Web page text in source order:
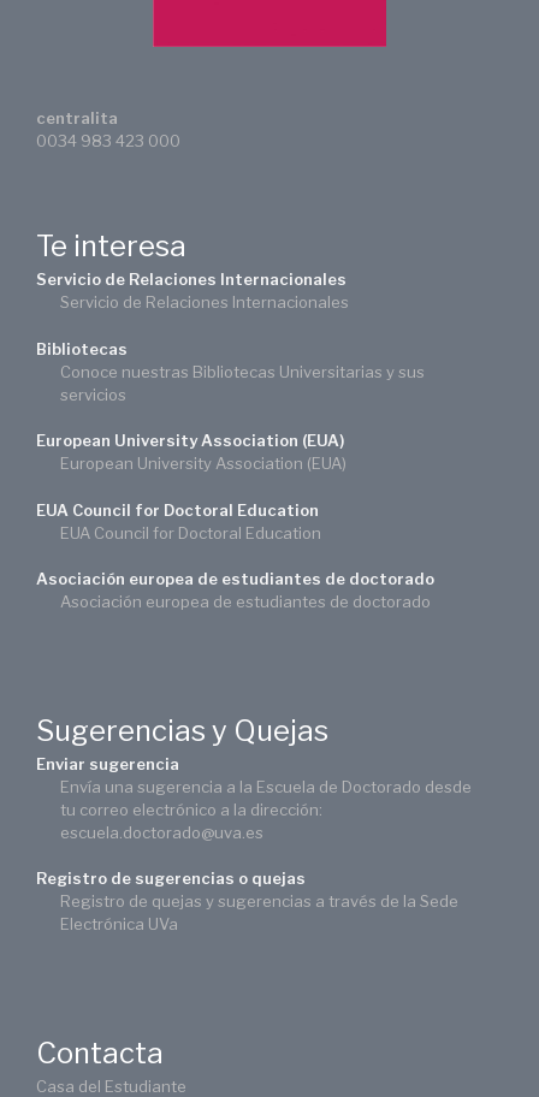
centralita
0034 983 423 000
Te interesa
Servicio de Relaciones Internacionales
Servicio de Relaciones Internacionales
Bibliotecas
Conoce nuestras Bibliotecas Universitarias y sus
servicios
European University Association (EUA)
European University Association (EUA)
EUA Council for Doctoral Education
EUA Council for Doctoral Education
Asociación europea de estudiantes de doctorado
Asociación europea de estudiantes de doctorado
Sugerencias y Quejas
Enviar sugerencia
Envía una sugerencia a la Escuela de Doctorado desde
tu correo electrónico a la dirección:
escuela.doctorado@uva.es
Registro de sugerencias o quejas
Registro de quejas y sugerencias a través de la Sede
Electrónica UVa
Contacta
Casa del Estudiante